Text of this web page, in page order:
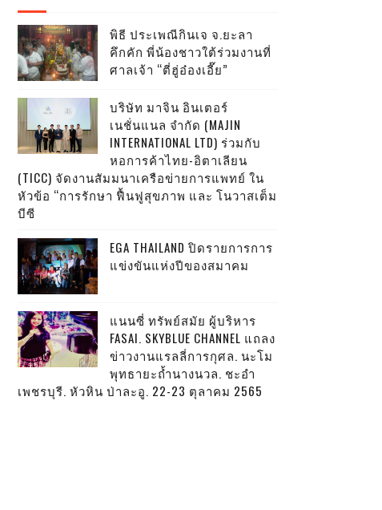
พิธี ประเพณีกินเจ จ.ยะลา
คึกคัก พี่น้องชาวใต้ร่วมงานที่
ศาลเจ้า “ตี่ฮู่อ๋องเอี๊ย”
บริษัท มาจิน อินเตอร์
เนชั่นแนล จำกัด (MAJIN
INTERNATIONAL LTD) ร่วมกับ
หอการค้าไทย-อิตาเลียน
(TICC) จัดงานสัมมนาเครือข่ายการแพทย์ ใน
หัวข้อ “การรักษา ฟื้นฟูสุขภาพ และ โนวาสเต็ม
บีซี
EGA THAILAND ปิดรายการการ
แข่งขันแห่งปีของสมาคม
แนนซี่ ทรัพย์สมัย ผู้บริหาร
FASAI. SKYBLUE CHANNEL แถลง
ข่าวงานแรลลี่การกุศล. นะโม
พุทธายะถ้ำนางนวล. ชะอำ
เพชรบุรี. หัวหิน ป่าละอู. 22-23 ตุลาคม 2565